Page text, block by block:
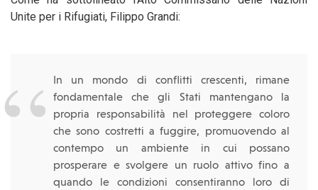
Unite per i Rifugiati, Filippo Grandi:
In un mondo di conflitti crescenti, rimane
fondamentale che gli Stati mantengano la
propria responsabilità nel proteggere coloro
che sono costretti a fuggire, promuovendo al
contempo un ambiente in cui possano
prosperare e svolgere un ruolo attivo fino a
quando le condizioni consentiranno loro di